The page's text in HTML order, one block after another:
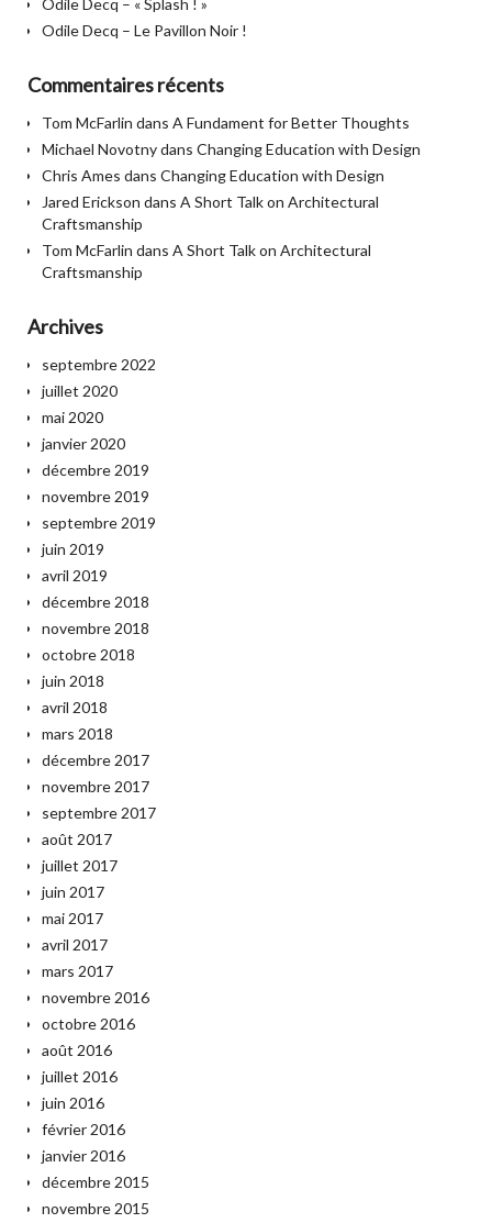
Odile Decq – Le Pavillon Noir !
Commentaires récents
Tom McFarlin dans A Fundament for Better Thoughts
Michael Novotnydans Changing Education with Design
Chris Ames dans Changing Education with Design
Jared Erickson dans A Short Talk on Architectural
Craftsmanship
Tom McFarlin dans A Short Talk on Architectural
Craftsmanship
Archives
septembre 2022
juillet 2020
mai 2020
janvier 2020
décembre 2019
novembre 2019
septembre 2019
juin 2019
avril 2019
décembre 2018
novembre 2018
octobre 2018
juin 2018
avril 2018
mars 2018
décembre 2017
novembre 2017
septembre 2017
août 2017
juillet 2017
juin 2017
mai 2017
avril 2017
mars 2017
novembre 2016
octobre 2016
août 2016
juillet 2016
juin 2016
février 2016
janvier 2016
décembre 2015
novembre 2015